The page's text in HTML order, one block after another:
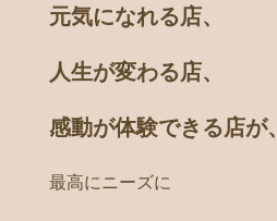
元気になれる店、
人生が変わる店、
感動が体験できる店が、
最高にニーズに